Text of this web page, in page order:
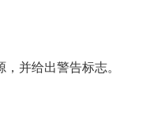
并给出警告标志。